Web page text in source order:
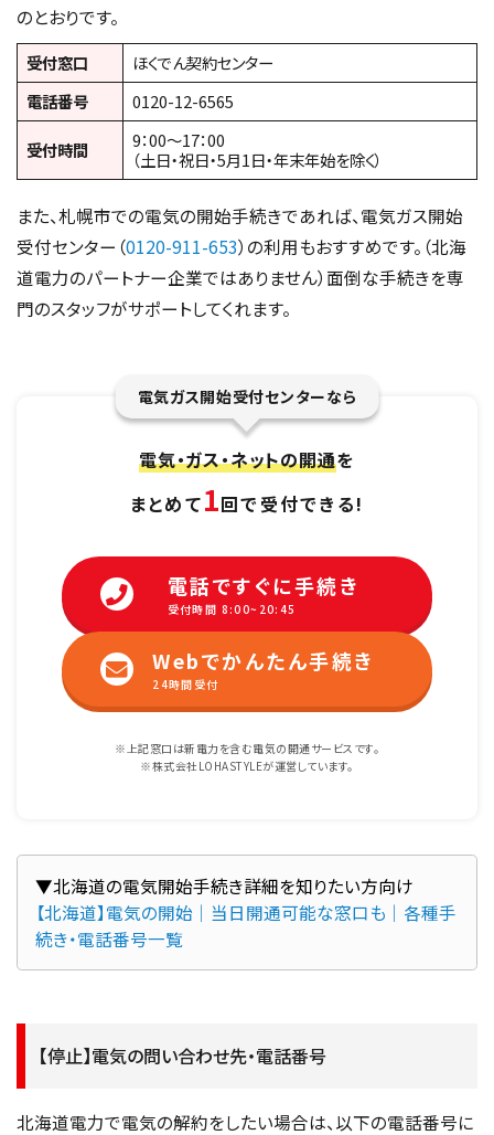
のとおりです。
受付窓口
ほくでん契約センター
電話番号
0120-12-6565
受付時間
9：00～17：00
（土日・祝日・5月1日・年末年始を除く）
また、札幌市での電気の開始手続きであれば、電気ガス開始
受付センター（0120-911-653）の利用もおすすめです。（北海
道電力のパートナー企業ではありません）面倒な手続きを専
門のスタッフがサポートしてくれます。
電気ガス開始受付センターなら
電気・ガス・ネットの開通を
まとめて1回で受付できる!
電話ですぐに手続き
受付時間 8:00~20:45
Webでかんたん手続き
24時間受付
※上記窓口は新電力を含む電気の開通サービスです。
※株式会社LOHASTYLEが運営しています。
【北海道】電気の開始│当日開通可能な窓口も│各種手
続き・電話番号一覧
【停止】電気の問い合わせ先・電話番号
北海道電力で電気の解約をしたい場合は、以下の電話番号に